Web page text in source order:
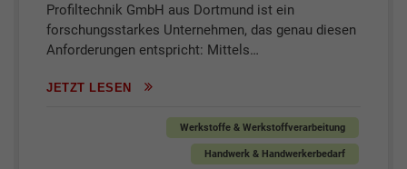
Profiltechnik GmbH aus Dortmund ist ein
forschungsstarkes Unternehmen, das genau diesen
Anforderungen entspricht: Mittels…
JETZT LESEN
Werkstoffe & Werkstoffverarbeitung
Handwerk & Handwerkerbedarf